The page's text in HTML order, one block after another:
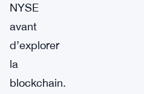
NYSE
avant
d’explorer
la
blockchain.